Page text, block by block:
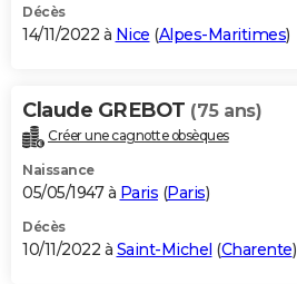
Décès
14/11/2022 à Nice (Alpes-Maritimes)
Claude GREBOT (75 ans)
Créer une cagnotte obsèques
Naissance
05/05/1947 à Paris (Paris)
Décès
10/11/2022 à Saint-Michel (Charente)